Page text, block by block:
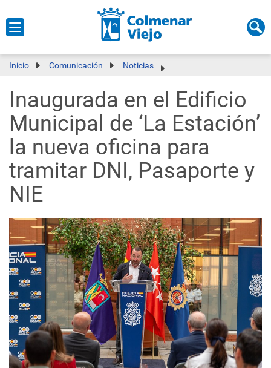
Inicio Comunicación Noticias
Inaugurada en el Edificio
Municipal de ‘La Estación’
la nueva oficina para
tramitar DNI, Pasaporte y
NIE